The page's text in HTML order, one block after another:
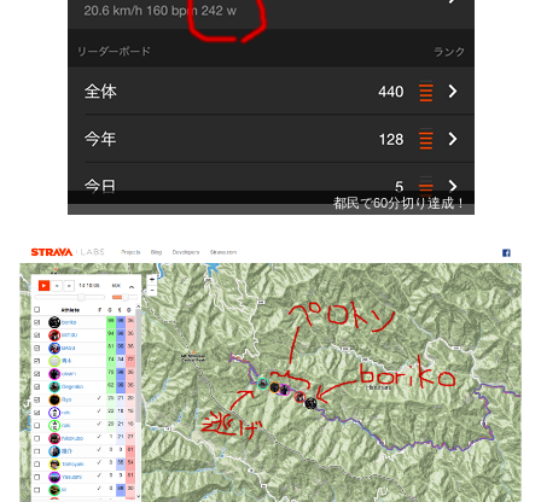
都民で60分切り達成！